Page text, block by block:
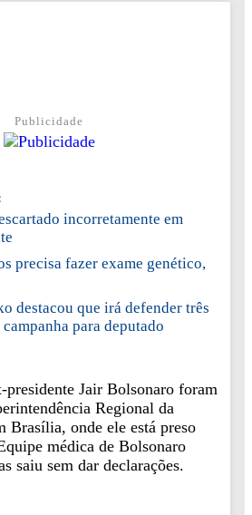
Publicidade
incorretamente em
precisa fazer exame genético,
destacou que irá defender três
para deputado
presidente Jair Bolsonaro foram
Regional da
Brasília, onde ele está preso
médica de Bolsonaro
saiu sem dar declarações.